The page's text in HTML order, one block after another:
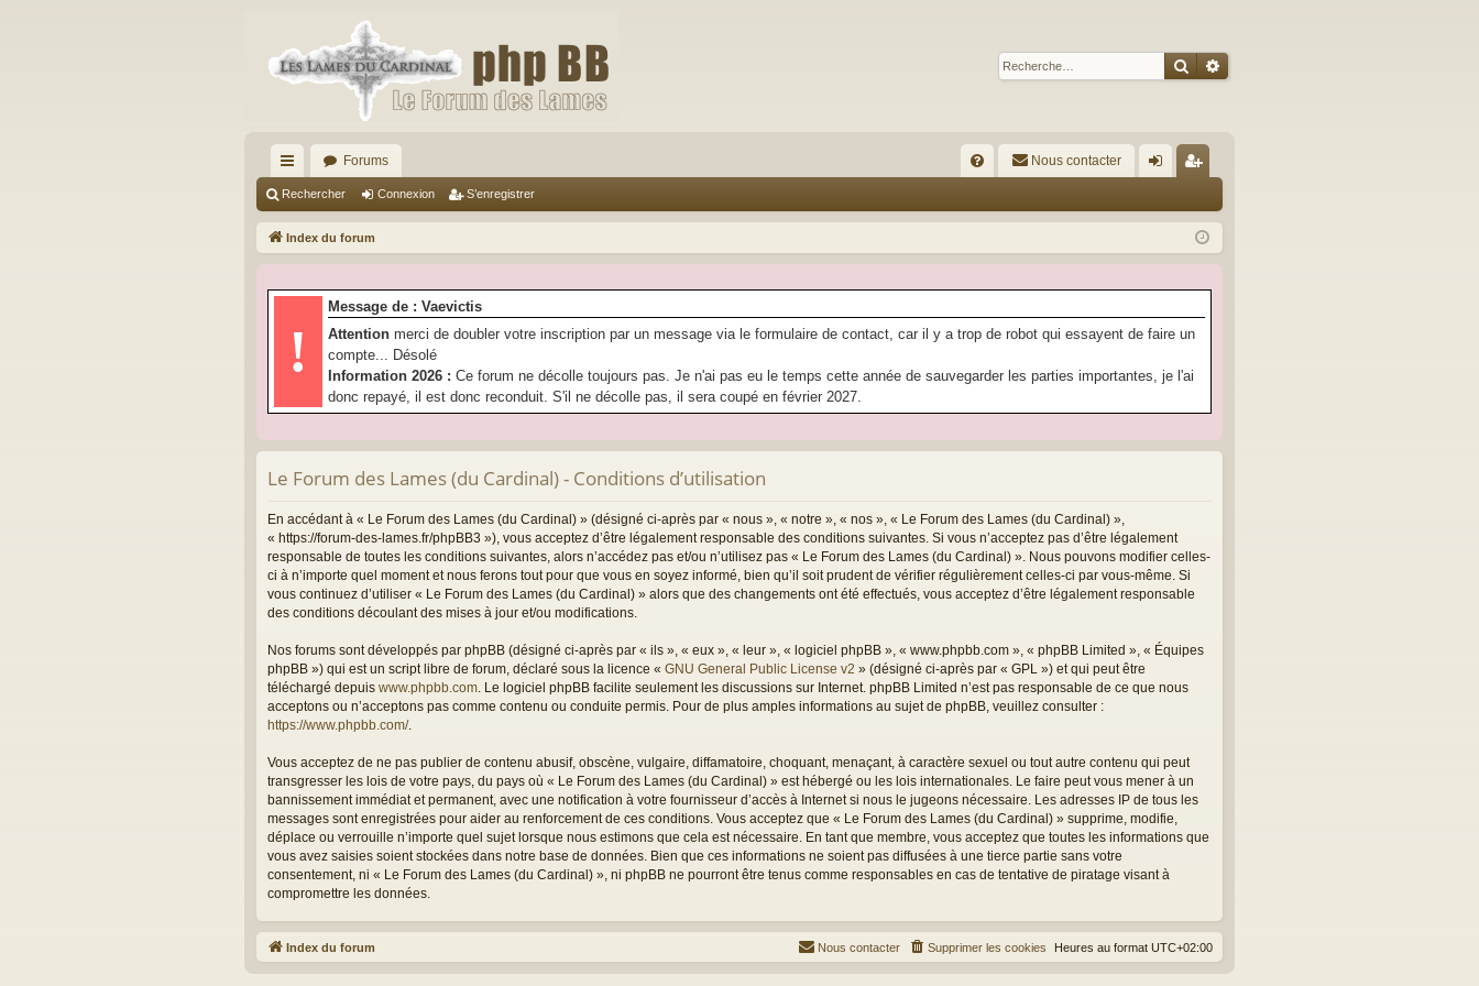
Rechercher
Recherche avancée
cc
ès
pi
Forums
Q
Nous contacter
ne
on
nr
ist
Rechercher Connexion S’enregistrer
Index du forum
!
Message de : Vaevictis
Attention merci de doubler votre inscription par un message via le formulaire de contact, car il y a trop de robot qui essayent de faire un
compte... Désolé
Information 2026 : Ce forum ne décolle toujours pas. Je n'ai pas eu le temps cette année de sauvegarder les parties importantes, je l'ai
donc repayé, il est donc reconduit. S'il ne décolle pas, il sera coupé en février 2027.
Le Forum des Lames (du Cardinal) - Conditions d’utilisation
En accédant à « Le Forum des Lames (du Cardinal) » (désigné ci-après par « nous », « notre », « nos », « Le Forum des Lames (du Cardinal) »,
« https://forum-des-lames.fr/phpBB3 »), vous acceptez d’être légalement responsable des conditions suivantes. Si vous n’acceptez pas d’être légalement
responsable de toutes les conditions suivantes, alors n’accédez pas et/ou n’utilisez pas « Le Forum des Lames (du Cardinal) ». Nous pouvons modifier celles-
ci à n’importe quel moment et nous ferons tout pour que vous en soyez informé, bien qu’il soit prudent de vérifier régulièrement celles-ci par vous-même. Si
vous continuez d’utiliser « Le Forum des Lames (du Cardinal) » alors que des changements ont été effectués, vous acceptez d’être légalement responsable
des conditions découlant des mises à jour et/ou modifications.
Nos forums sont développés par phpBB (désigné ci-après par « ils », « eux », « leur », « logiciel phpBB », « www.phpbb.com », « phpBB Limited », « Équipes
phpBB ») qui est un script libre de forum, déclaré sous la licence « GNU General Public License v2 » (désigné ci-après par « GPL ») et qui peut être
téléchargé depuis www.phpbb.com. Le logiciel phpBB facilite seulement les discussions sur Internet. phpBB Limited n’est pas responsable de ce que nous
acceptons ou n’acceptons pas comme contenu ou conduite permis. Pour de plus amples informations au sujet de phpBB, veuillez consulter :
https://www.phpbb.com/.
Vous acceptez de ne pas publier de contenu abusif, obscène, vulgaire, diffamatoire, choquant, menaçant, à caractère sexuel ou tout autre contenu qui peut
transgresser les lois de votre pays, du pays où « Le Forum des Lames (du Cardinal) » est hébergé ou les lois internationales. Le faire peut vous mener à un
bannissement immédiat et permanent, avec une notification à votre fournisseur d’accès à Internet si nous le jugeons nécessaire. Les adresses IP de tous les
messages sont enregistrées pour aider au renforcement de ces conditions. Vous acceptez que « Le Forum des Lames (du Cardinal) » supprime, modifie,
déplace ou verrouille n’importe quel sujet lorsque nous estimons que cela est nécessaire. En tant que membre, vous acceptez que toutes les informations que
vous avez saisies soient stockées dans notre base de données. Bien que ces informations ne soient pas diffusées à une tierce partie sans votre
consentement, ni « Le Forum des Lames (du Cardinal) », ni phpBB ne pourront être tenus comme responsables en cas de tentative de piratage visant à
compromettre les données.
Index du forum Heures au format UTC+02:00
Supprimer les cookies
Nous contacter